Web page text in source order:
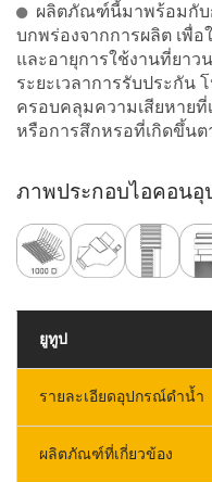
ผลิตภัณฑ์นี้มาพร้อมกับ
บกพร่องจากการผลิต เพื่
และอายุการใช้งานที่ยาว
ระยะเวลาการรับประกัน
ครอบคลุมความเสียหายที่
หรือการสึกหรอที่เกิดขึ้นต
ภาพประกอบไอคอน
ยูทูป
รายละเอียดอุปกรณ์ดำน้ำ
ผลิตภัณฑ์ที่เกี่ยวข้อง